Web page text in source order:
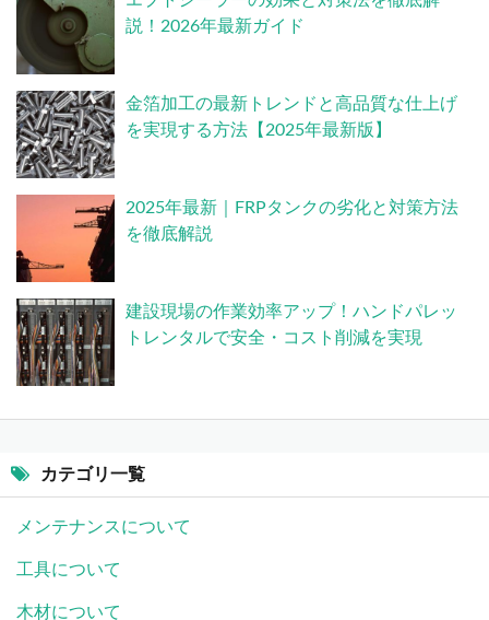
説！2026年最新ガイド
金箔加工の最新トレンドと高品質な仕上げ
を実現する方法【2025年最新版】
2025年最新｜FRPタンクの劣化と対策方法
を徹底解説
建設現場の作業効率アップ！ハンドパレッ
トレンタルで安全・コスト削減を実現
カテゴリ一覧
メンテナンスについて
工具について
木材について